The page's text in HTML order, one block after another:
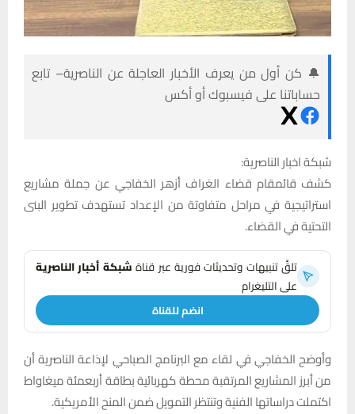
🔔 كن أول من يعرف الأخبار العاجلة عن الناصرية– تابع
حساباتنا على فيسبوك أو أكس
شبكة اخبار الناصرية:
كشف قائمقام قضاء الغراف أزهر الخفاجي عن جملة مشاريع
استراتيجية في مراحل متفاوتة من الإعداد تستهدف تطوير البنى
التحتية في القضاء.
تلقَّ تنبيهات وتحديثات فورية عبر قناةشبكة أخبار الناصرية
على التليغرام
انضم للقناة
وأوضح الخفاجي في لقاء مع البرنامج الصباحي لإذاعة الناصرية أن
من أبرز المشاريع المرتقبة محطة كهربائية بطاقة أربعمئة ميغاواط
اكتملت دراساتها الفنية وتنتظر التمويل ضمن المنح الأمريكية.